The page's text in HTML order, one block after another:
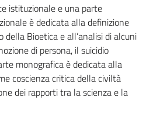
istituzionale e una parte
è dedicata alla definizione
Bioetica e all’analisi di alcuni
di persona, il suicidio
monografica è dedicata alla
coscienza critica della civiltà
dei rapporti tra la scienza e la